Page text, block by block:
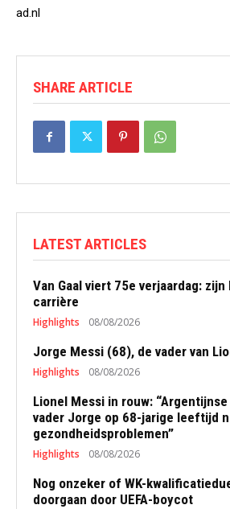
ad.nl
SHARE ARTICLE
LATEST ARTICLES
Van Gaal viert 75e verjaardag:
carrière
Highlights 08/08/2026
Jorge Messi (68), de vader van
Highlights 08/08/2026
Lionel Messi in rouw:
vader Jorge op 68-jarige leeftijd
gezondheidsproblemen”
Highlights 08/08/2026
Nog onzeker of WK-
doorgaan door UEFA-boycot